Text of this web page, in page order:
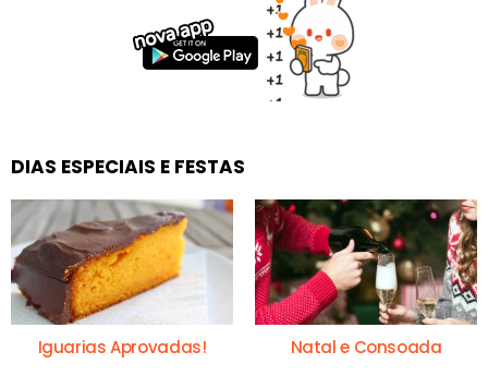
DIAS ESPECIAIS E FESTAS
Iguarias Aprovadas! Natal e Consoada